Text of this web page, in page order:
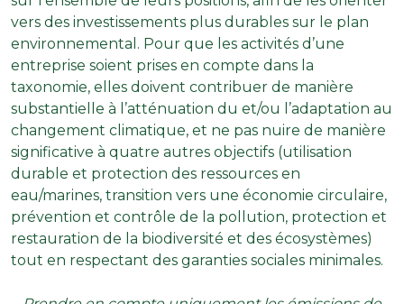
vers des investissements plus durables sur le plan
environnemental. Pour que les activités d’une
entreprise soient prises en compte dans la
taxonomie, elles doivent contribuer de manière
substantielle à l’atténuation du et/ou l’adaptation au
changement climatique, et ne pas nuire de manière
significative à quatre autres objectifs (utilisation
durable et protection des ressources en
eau/marines, transition vers une économie circulaire,
prévention et contrôle de la pollution, protection et
restauration de la biodiversité et des écosystèmes)
tout en respectant des garanties sociales minimales.